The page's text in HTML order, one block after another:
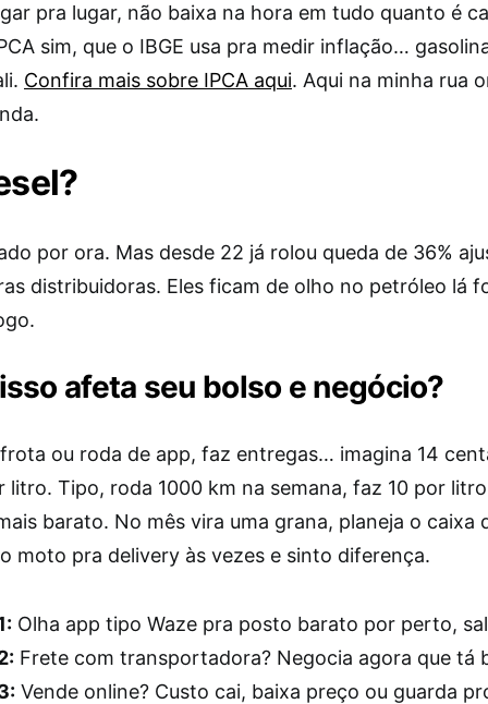
pra lugar, não baixa na hora em tudo quanto é
sim, que o IBGE usa pra medir inflação…
Confira mais sobre IPCA aqui. Aqui na minha rua
por ora. Mas desde 22 já rolou queda de 36%
distribuidoras. Eles ficam de olho no petróleo lá
afeta seu bolso e negócio?
ou roda de app, faz entregas… imagina 14
litro. Tipo, roda 1000 km na semana, faz 10 por
barato. No mês vira uma grana, planeja o caixa
moto pra delivery às vezes e sinto diferença.
Olha app tipo Waze pra posto barato por perto,
Frete com transportadora? Negocia agora que tá
Vende online? Custo cai, baixa preço ou guarda